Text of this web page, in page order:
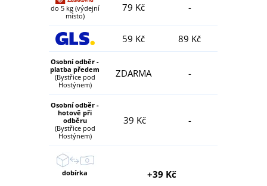
do 5 kg (výdejní
místo)
79 Kč -
59 Kč 89 Kč
Osobní odběr -
platba předem
(Bystřice pod
Hostýnem)
ZDARMA -
Osobní odběr -
hotově při
odběru
(Bystřice pod
Hostýnem)
39 Kč -
dobírka +39 Kč